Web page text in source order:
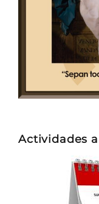
Actividades